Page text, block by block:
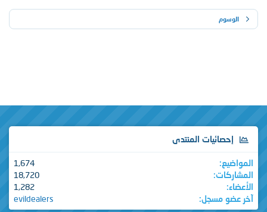
الوسوم
إحصائيات المنتدى
المواضيع
1,674
المشاركات
18,720
الأعضاء
1,282
آخر عضو مسجل
evildealers